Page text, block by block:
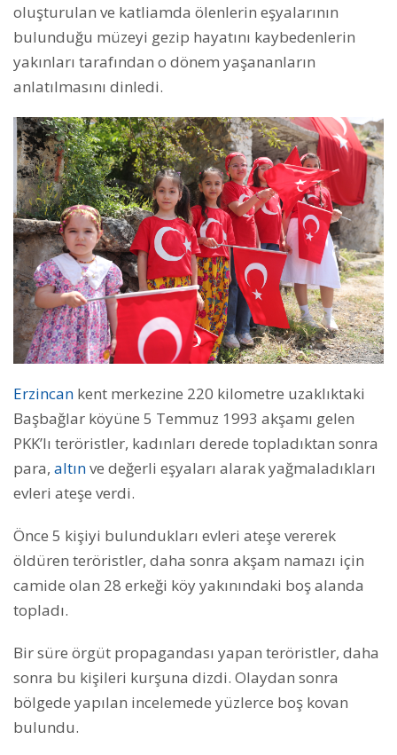
oluşturulan ve katliamda ölenlerin eşyalarının
bulunduğu müzeyi gezip hayatını kaybedenlerin
yakınları tarafından o dönem yaşananların
anlatılmasını dinledi.
Erzincan kent merkezine 220 kilometre uzaklıktaki
Başbağlar köyüne 5 Temmuz 1993 akşamı gelen
PKK’lı teröristler, kadınları derede topladıktan sonra
para, altınve değerli eşyaları alarak yağmaladıkları
evleri ateşe verdi.
Önce 5 kişiyi bulundukları evleri ateşe vererek
öldüren teröristler, daha sonra akşam namazı için
camide olan 28 erkeği köy yakınındaki boş alanda
topladı.
Bir süre örgüt propagandası yapan teröristler, daha
sonra bu kişileri kurşuna dizdi. Olaydan sonra
bölgede yapılan incelemede yüzlerce boş kovan
bulundu.